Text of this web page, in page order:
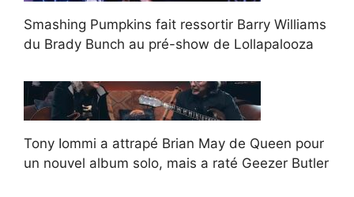
Smashing Pumpkins fait ressortir Barry Williams
du Brady Bunch au pré-show de Lollapalooza
Tony Iommi a attrapé Brian May de Queen pour
un nouvel album solo, mais a raté Geezer Butler